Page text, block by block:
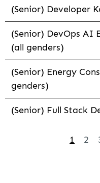
(Senior) Developer
(Senior) DevOps AI
(all genders)
(Senior) Energy
genders)
(Senior) Full Stack
1 2